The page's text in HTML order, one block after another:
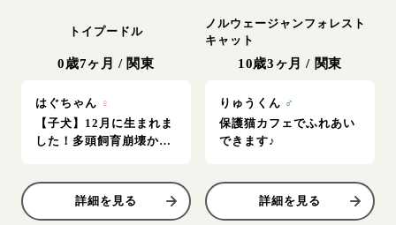
トイプードル
0歳7ヶ月 / 関東
はぐちゃん ♀
【子犬】12月に生まれま
した！多頭飼育崩壊から
詳細を見る
ノルウェージャンフォレスト
キャット
10歳3ヶ月 / 関東
りゅうくん ♂
保護猫カフェでふれあい
できます♪
詳細を見る